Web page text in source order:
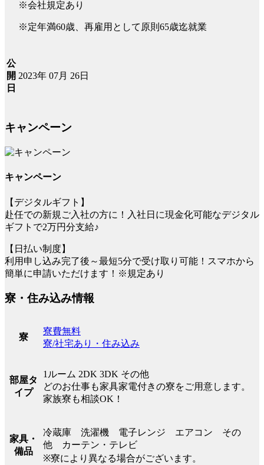
※会社規定あり
※定年満60歳、再雇用として原則65歳迄就業
公
開
日
2023年 07月 26日
キャンペーン
キャンペーン
【デジタルギフト】
赴任での新規ご入社の方に！入社日に現金化可能なデジタル
ギフトで2万円分支給♪
【日払い制度】
利用申し込み完了後～最短5分で受け取り可能！スマホから
簡単に申請いただけます！※規定あり
寮・住み込み情報
寮
寮費無料
寮/社宅あり・住み込み
部屋タ
イプ
1ルーム 2DK 3DK その他
どのお仕事も家具家電付きの寮をご用意します。
家族寮も相談OK！
家具・
備品
冷蔵庫 洗濯機 電子レンジ エアコン その
他 カーテン・テレビ
※寮により異なる場合がございます。